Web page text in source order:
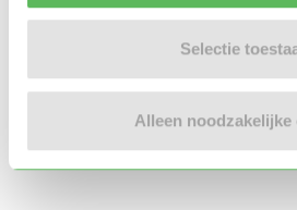
Selectie
Alleen noodzakelijke